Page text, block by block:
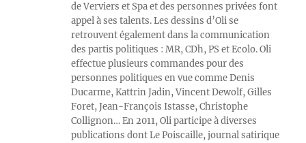
de Verviers et Spa et des personnes privées font
appel à ses talents. Les dessins d’Oli se
retrouvent également dans la communication
des partis politiques : MR, CDh, PS et Ecolo. Oli
effectue plusieurs commandes pour des
personnes politiques en vue comme Denis
Ducarme, Kattrin Jadin, Vincent Dewolf, Gilles
Foret, Jean-François Istasse, Christophe
Collignon… En 2011, Oli participe à diverses
publications dont Le Poiscaille, journal satirique